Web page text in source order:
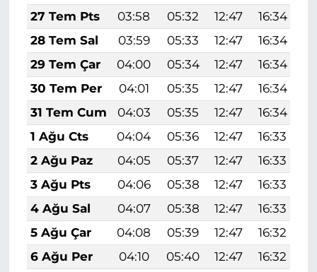
27 Tem Pts
03:58 05:32 12:47 16:34
28 Tem Sal
03:59 05:33 12:47 16:34
29 Tem Çar
04:00 05:34 12:47 16:34
30 Tem Per
04:01 05:35 12:47 16:34
31 Tem Cum
04:03 05:35 12:47 16:34
1 Ağu Cts
04:04 05:36 12:47 16:33
2 Ağu Paz
04:05 05:37 12:47 16:33
3 Ağu Pts
04:06 05:38 12:47 16:33
4 Ağu Sal
04:07 05:38 12:47 16:33
5 Ağu Çar
04:08 05:39 12:47 16:32
6 Ağu Per
04:10 05:40 12:47 16:32